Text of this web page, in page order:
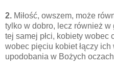
2. Miłość, owszem, może
tylko w dobro, lecz również w
tej samej płci, kobiety wobec
wobec pięciu kobietłączy
upodobania w Bożych